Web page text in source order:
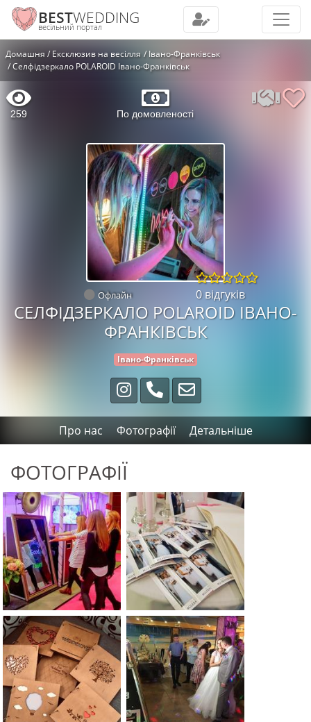
BESTWEDDING
весільний портал
Домашня Ексклюзив на весілля
Івано-Франківськ
Селфідзеркало POLAROID Івано-Франківськ
259 По домовленості
Офлайн 0 відгуків
СЕЛФІДЗЕРКАЛО POLAROID ІВАНО-
ФРАНКІВСЬК
Івано-Франківськ
Про нас Фотографії Детальніше
ФОТОГРАФІЇ